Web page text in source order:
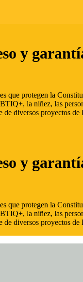
y
protegen la
la niñez, las
diversos proyectos
y
protegen la
la niñez, las
diversos proyectos